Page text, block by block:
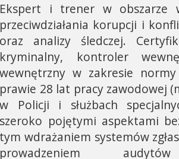
Ekspert i trener w obszarze
przeciwdziałania korupcji i
oraz analizy śledczej.
kryminalny, kontroler
wewnętrzny w zakresie
prawie 28 lat pracy zawodowej
w Policji i służbach
szeroko pojętymi aspektami
tym wdrażaniem systemów
prowadzeniem